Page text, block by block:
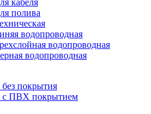
полива
водопроводная
водопроводная
водопроводная
покрытия
с ПВХ покрытием